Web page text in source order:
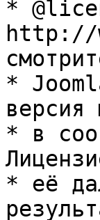
*
http://
*
версия
* в
* её